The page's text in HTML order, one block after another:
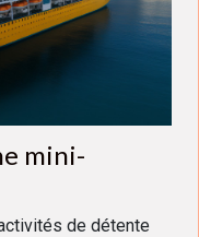
mini-
de détente